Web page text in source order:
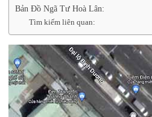
Bản Đồ Ngã Tư Hoà Lân:
Tìm kiếm liên quan: